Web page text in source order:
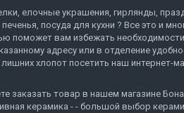
елочные украшения, гирлянды,
посуда для кухни ? Все это и
поможет вам избежать
адресу или в отделение
хлопот посетить наш интернет-
товар в нашем магазине
керамика - - большой выбор